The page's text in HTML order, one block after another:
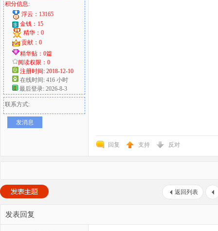
积分信息:
浮云：13165
金钱：15
精华：0
贡献：0
精华贴：0篇
阅读权限：0
注册时间: 2018-12-10
在线时间: 416 小时
最后登录: 2026-8-3
联系方式:
发消息
回复 支持 反对
返回列表
发表回复